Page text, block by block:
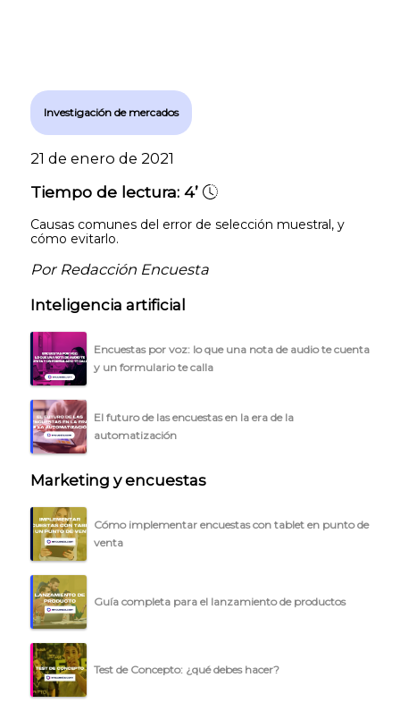
Investigación de mercados
21 de enero de 2021
Tiempo de lectura: 4’
Causas comunes del error de selección muestral, y
cómo evitarlo.
Por Redacción Encuesta
Inteligencia artificial
Encuestas por voz: lo que una nota de audio te cuenta
y un formulario te calla
El futuro de las encuestas en la era de la
automatización
Marketing y encuestas
Cómo implementar encuestas con tablet en punto de
venta
Guía completa para el lanzamiento de productos
Test de Concepto: ¿qué debes hacer?